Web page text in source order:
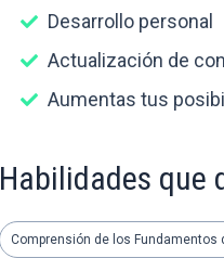
Desarrollo personal
Actualización de
Aumentas tus
Habilidades que
Comprensión de los Fundamentos